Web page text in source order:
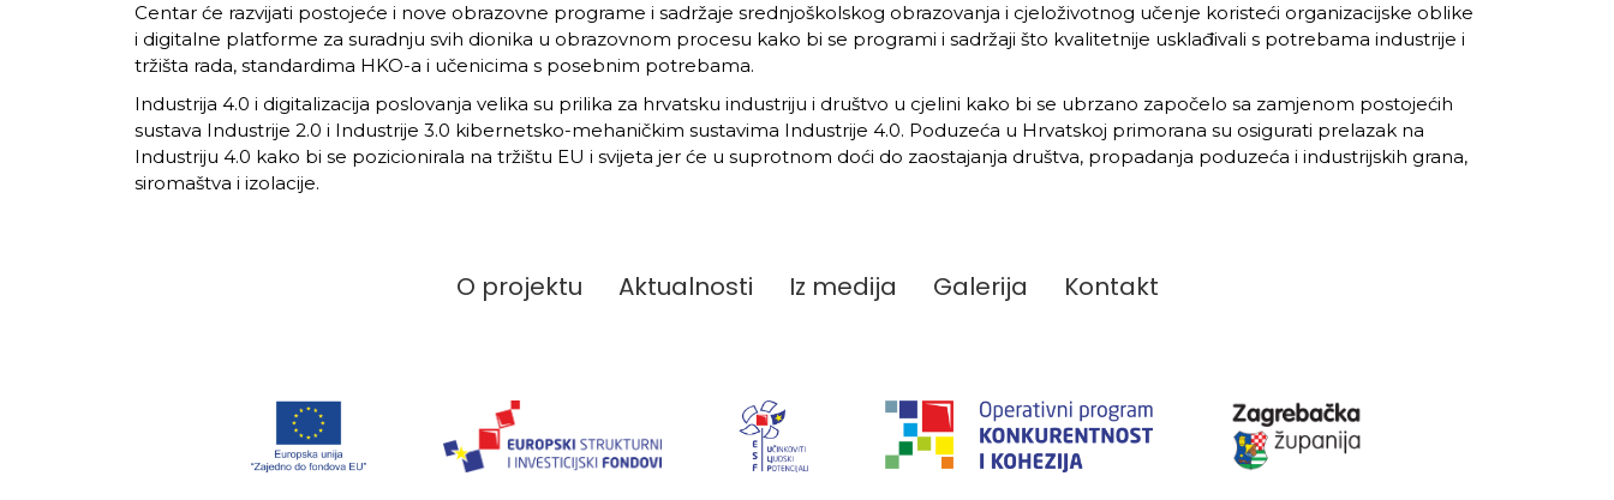
Centar će razvijati postojeće i nove obrazovne programe i sadržaje srednjoškolskog obrazovanja i cjeloživotnog učenje koristeći organizacijske oblike
i digitalne platforme za suradnju svih dionika u obrazovnom procesu kako bi se programi i sadržaji što kvalitetnije usklađivali s potrebama industrije i
tržišta rada, standardima HKO-a i učenicima s posebnim potrebama.
Industrija 4.0 i digitalizacija poslovanja velika su prilika za hrvatsku industriju i društvo u cjelini kako bi se ubrzano započelo sa zamjenom postojećih
sustava Industrije 2.0 i Industrije 3.0 kibernetsko-mehaničkim sustavima Industrije 4.0. Poduzeća u Hrvatskoj primorana su osigurati prelazak na
Industriju 4.0 kako bi se pozicionirala na tržištu EU i svijeta jer će u suprotnom doći do zaostajanja društva, propadanja poduzeća i industrijskih grana,
siromaštva i izolacije.
O projektu Aktualnosti Iz medija Galerija Kontakt